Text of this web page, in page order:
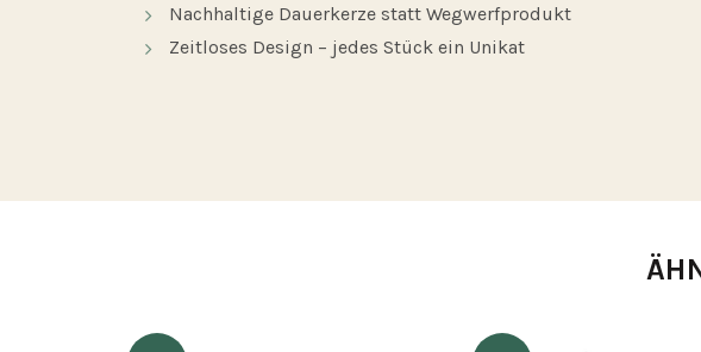
Nachhaltige Dauerkerze statt Wegwerfprodukt
Zeitloses Design – jedes Stück ein Unikat